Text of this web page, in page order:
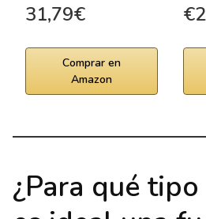
31,79€
Comprar en
Amazon
¿Para qué